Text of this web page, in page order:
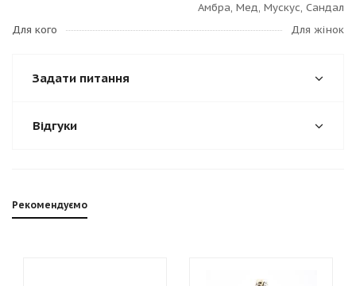
Амбра, Мед, Мускус, Сандал
Для кого
Для жінок
Задати питання
Відгуки
Рекомендуємо